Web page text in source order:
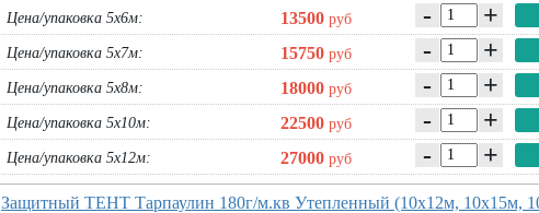
Тент
Цена/упаковка 5х6м:
13500 руб - +
Цена/упаковка 5х7м: 15750 руб - +
Цена/упаковка 5х8м: 18000 руб - +
Цена/упаковка 5х10м: 22500 руб - +
Цена/упаковка 5х12м: 27000 руб - +
Защитный ТЕНТ Тарпаулин 180г/м.кв Утепленный (10х12м, 10х15м,